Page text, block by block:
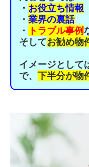
・ お役立ち情報
・ 業界の裏話
・ トラブル事例
そしてお勧め物
イメージとして
で、 下半分が物